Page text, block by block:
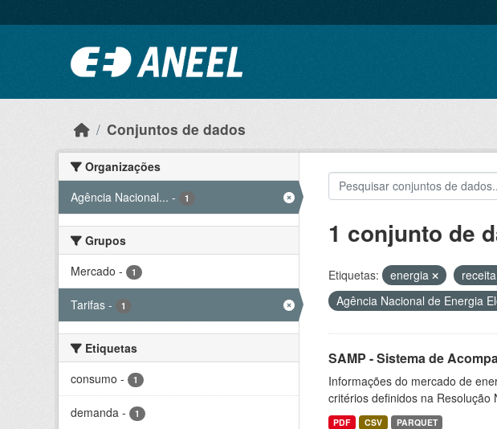
Conjuntos de dados
Organizações
Agência Nacional... - 1
Grupos
Mercado - 1
Tarifas - 1
Etiquetas
consumo - 1
demanda - 1
1 conjunto de
Etiquetas: energia receita
Agência Nacional de Energia
SAMP - Sistema de
Informações do mercado de
critérios definidos na Resolução
PDF CSV PARQUET